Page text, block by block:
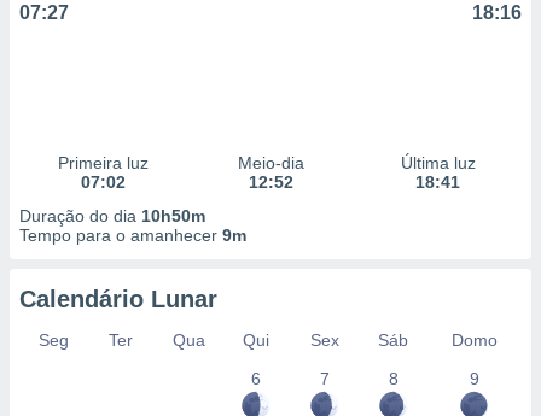
07:27 18:16
Primeira luz
07:02
Meio-dia
12:52
Última luz
18:41
Duração do dia 10h50m
Tempo para o amanhecer 9m
Calendário Lunar
Seg Ter Qua Qui Sex Sáb
Domo
6
7 8 9